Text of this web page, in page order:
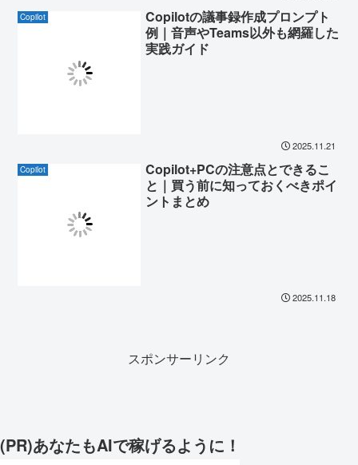
Copilot
Copilotの議事録作成プロンプト
例｜音声やTeams以外も網羅した
実践ガイド
2025.11.21
Copilot
Copilot+PCの注意点とできるこ
と｜買う前に知っておくべきポイ
ントまとめ
2025.11.18
スポンサーリンク
(PR)あなたもAIで稼げるように！